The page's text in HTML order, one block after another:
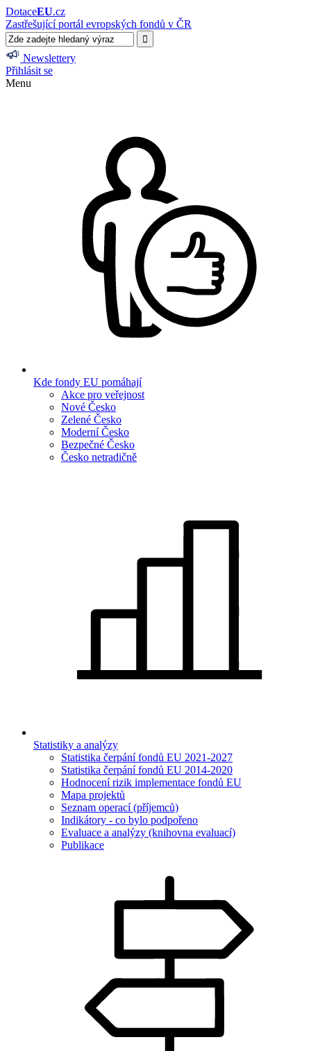
DotaceEU.cz
Zastřešující portál evropských fondů v ČR
Newslettery
Přihlásit se
Menu
Kde fondy EU pomáhají
Akce pro veřejnost
Nové Česko
Zelené Česko
Moderní Česko
Bezpečné Česko
Česko netradičně
Statistiky a analýzy
Statistika čerpání fondů EU 2021-2027
Statistika čerpání fondů EU 2014-2020
Hodnocení rizik implementace fondů EU
Mapa projektů
Seznam operací (příjemců)
Indikátory - co bylo podpořeno
Evaluace a analýzy (knihovna evaluací)
Publikace